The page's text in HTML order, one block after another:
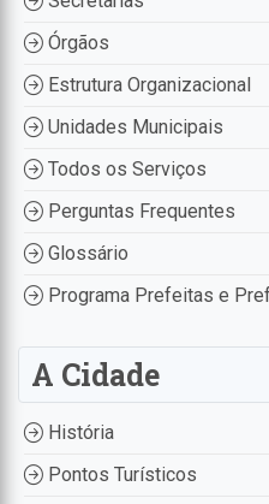
Órgãos
Estrutura Organizacional
Unidades Municipais
Todos os Serviços
Perguntas Frequentes
Glossário
Programa Prefeitas e
A Cidade
História
Pontos Turísticos